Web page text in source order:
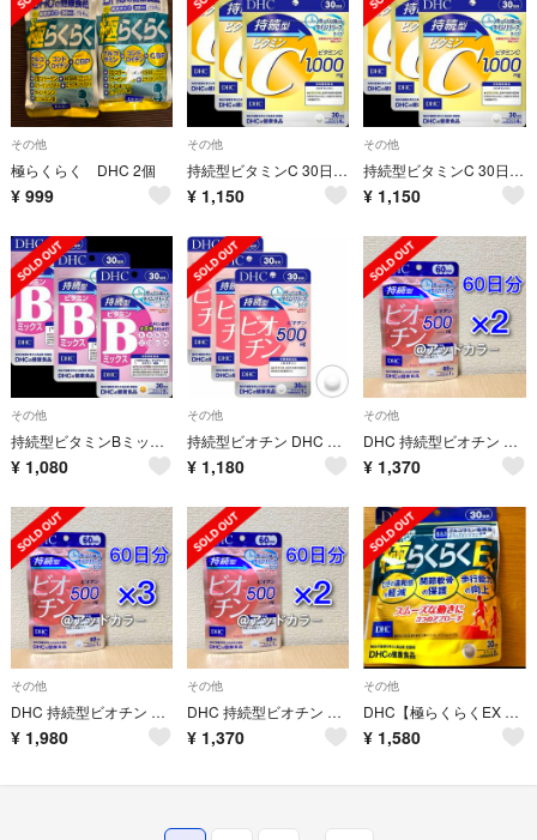
その他
極らくらく DHC 2個
¥ 999
その他
持続型ビタミンC 30日分×3袋セット 計90日分 DHC サプリメント
¥ 1,150
その他
持続型ビタミンC 30日分×3袋セット 計90日分 DHC サプリメント
¥ 1,150
その他
持続型ビタミンBミックス 30日分×3袋 栄養機能食品 DHC サプリメント
¥ 1,080
その他
持続型ビオチン DHC サプリメント 30日分 3個 栄養機能食品
¥ 1,180
その他
DHC 持続型ビオチン 60日分 2袋
¥ 1,370
その他
DHC 持続型ビオチン 60日分 3袋
¥ 1,980
その他
DHC 持続型ビオチン 60日分 2袋
¥ 1,370
その他
DHC【極らくらくEX 】30日分
¥ 1,580